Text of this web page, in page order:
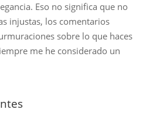
Eso no significa que no
injustas, los comentarios
sobre lo que haces
me he considerado un